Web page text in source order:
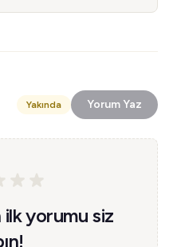
Yakında Yorum Yaz
ilk yorumu siz